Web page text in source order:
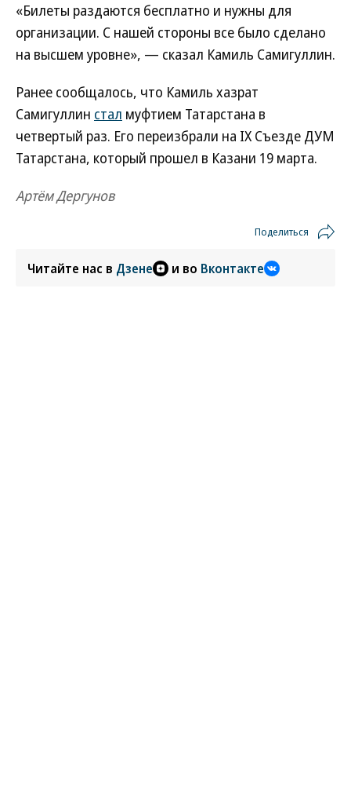
«Билеты раздаются бесплатно и нужны для
организации. С нашей стороны все было сделано
на высшем уровне», — сказал Камиль Самигуллин.
Ранее сообщалось, что Камиль хазрат
Самигуллин стал муфтием Татарстана в
четвертый раз. Его переизбрали на IX Съезде ДУМ
Татарстана, который прошел в Казани 19 марта.
Артём Дергунов
Поделиться
Читайте нас в Дзене и во Вконтакте